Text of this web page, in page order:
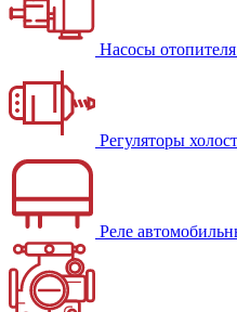
Насосы
Регуляторы
Реле